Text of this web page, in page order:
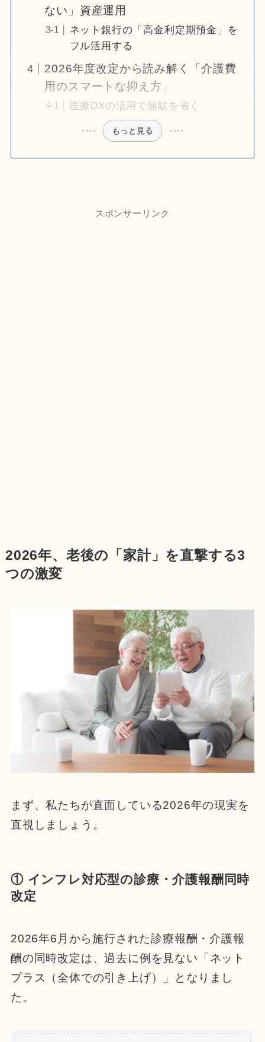
ない」資産運用
ネット銀行の「高金利定期預金」を
フル活用する
2026年度改定から読み解く「介護費
用のスマートな抑え方」
医療DXの活用で無駄を省く
もっと見る
スポンサーリンク
2026年、老後の「家計」を直撃する3
つの激変
まず、私たちが直面している2026年の現実を
直視しましょう。
① インフレ対応型の診療・介護報酬同時
改定
2026年6月から施行された診療報酬・介護報
酬の同時改定は、過去に例を見ない「ネット
プラス（全体での引き上げ）」となりまし
た。